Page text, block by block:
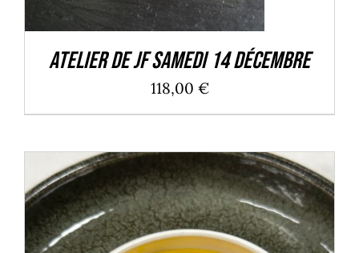
Atelier de JF Samedi 14 Décembre
118,00 €